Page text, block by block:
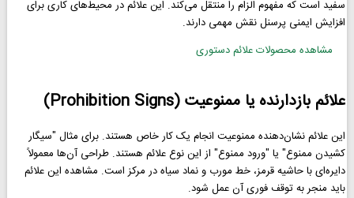
سفید است که مفهوم الزام را منتقل می‌کند. این علائم در محیط‌های کاری برای
افزایش ایمنی پرسنل نقش مهمی دارند.
مشاهده محصولات علائم دستوری
علائم بازدارنده یا ممنوعیت (Prohibition Signs)
این علائم نشان‌دهنده ممنوعیت انجام یک کار خاص هستند. برای مثال "سیگار
کشیدن ممنوع" یا "ورود ممنوع" از این نوع علائم هستند. طراحی آن‌ها معمولاً
دایره‌ای با حاشیه قرمز، خط مورب و نماد سیاه در مرکز است. مشاهده این علائم
باید منجر به توقف فوری آن عمل شود.